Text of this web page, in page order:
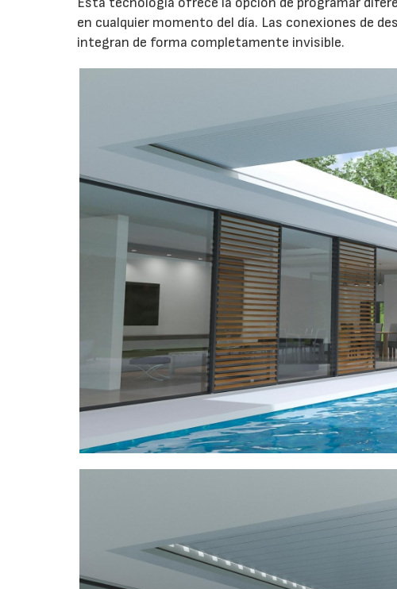
en cualquier momento del día. Las conexiones de
integran de forma completamente invisible.